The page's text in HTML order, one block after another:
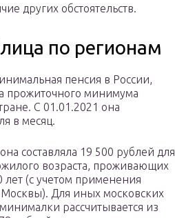
других обстоятельств.
по регионам
пенсия в России,
прожиточного минимума
С 01.01.2021 она
в месяц.
составляла 19 500 рублей для
возраста, проживающих
лет (с учетом применения
Москвы). Для иных московских
рассчитывается из